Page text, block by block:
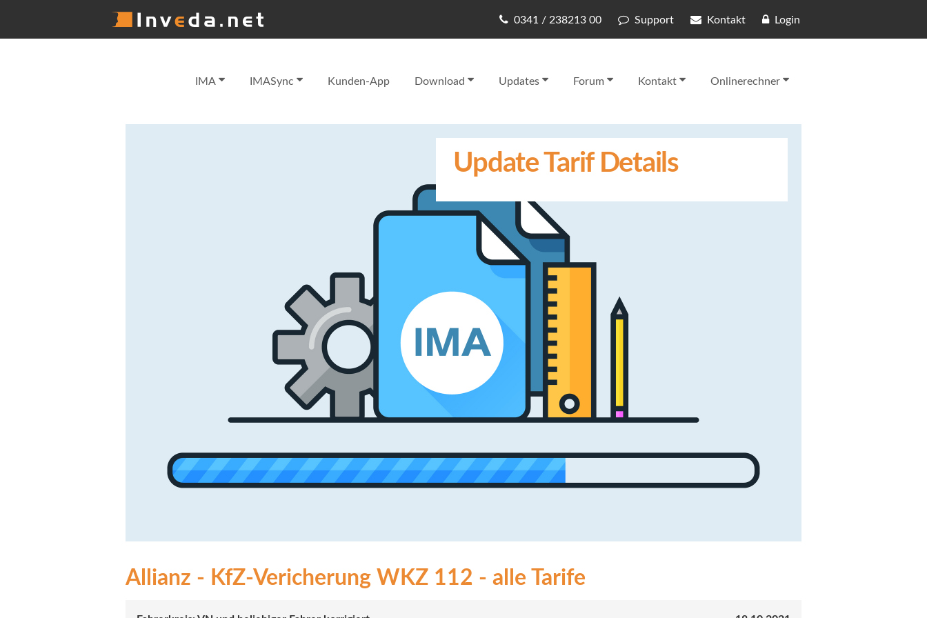
0341 / 238213 00 Support Kontakt Login
IMA IMASync Kunden-App Download Updates Forum Kontakt Onlinerechner
Update Tarif Details
Allianz - KfZ-Vericherung WKZ 112 - alle Tarife